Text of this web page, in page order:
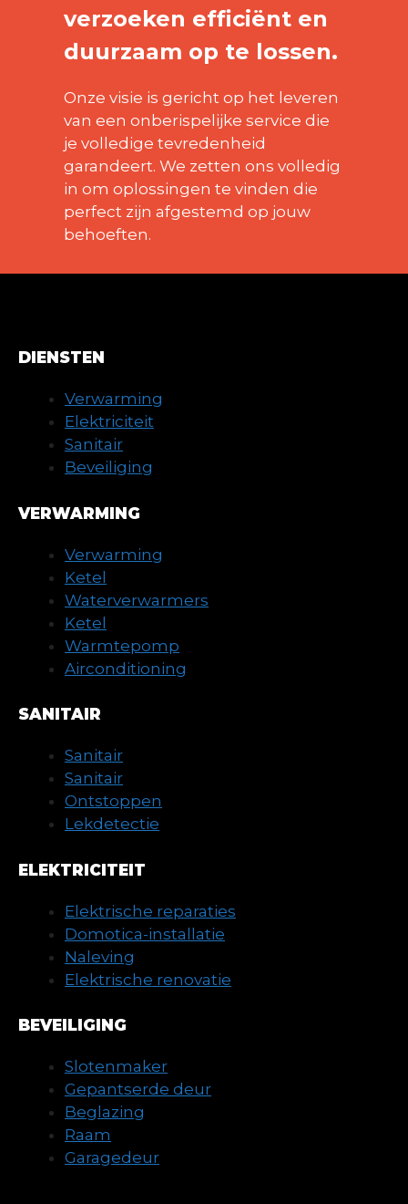
verzoeken efficiënt en
duurzaam op te lossen.
Onze visie is gericht op het leveren
van een onberispelijke service die
je volledige tevredenheid
garandeert. We zetten ons volledig
in om oplossingen te vinden die
perfect zijn afgestemd op jouw
behoeften.
DIENSTEN
Verwarming
Elektriciteit
Sanitair
Beveiliging
VERWARMING
Verwarming
Ketel
Waterverwarmers
Ketel
Warmtepomp
Airconditioning
SANITAIR
Sanitair
Sanitair
Ontstoppen
Lekdetectie
ELEKTRICITEIT
Elektrische reparaties
Domotica-installatie
Naleving
Elektrische renovatie
BEVEILIGING
Slotenmaker
Gepantserde deur
Beglazing
Raam
Garagedeur